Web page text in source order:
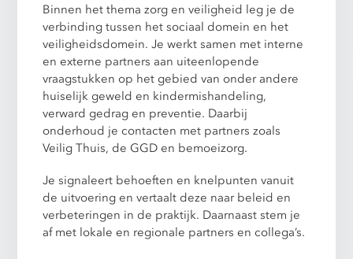
Binnen het thema zorg en veiligheid leg je de
verbinding tussen het sociaal domein en het
veiligheidsdomein. Je werkt samen met interne
en externe partners aan uiteenlopende
vraagstukken op het gebied van onder andere
huiselijk geweld en kindermishandeling,
verward gedrag en preventie. Daarbij
onderhoud je contacten met partners zoals
Veilig Thuis, de GGD en bemoeizorg.
Je signaleert behoeften en knelpunten vanuit
de uitvoering en vertaalt deze naar beleid en
verbeteringen in de praktijk. Daarnaast stem je
af met lokale en regionale partners en collega’s.